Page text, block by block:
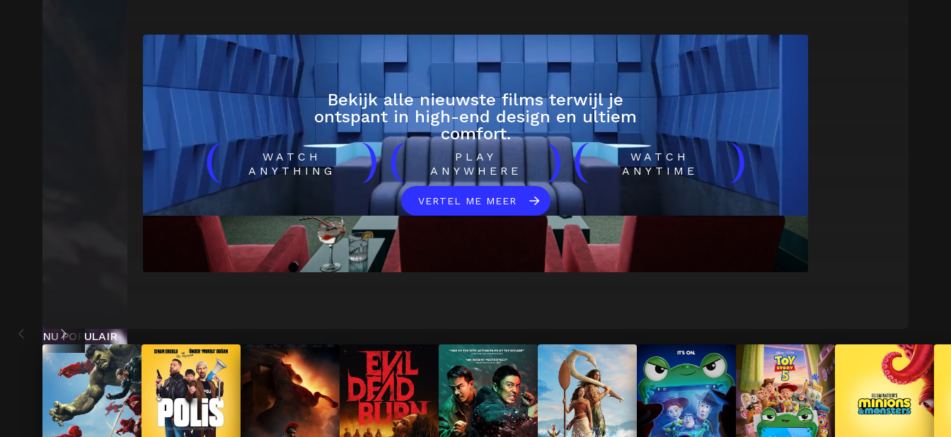
Bekijk alle nieuwste films terwijl je
ontspant in high-end design en ultiem
comfort.
(
WATCH
ANYTHING
)(
PLAY
ANYWHERE
)(
WATCH
ANYTIME
)
VERTEL ME MEER
NU POPULAIR